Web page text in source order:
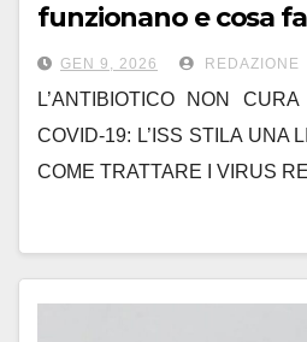
funzionano e cosa
GEN 9, 2026 REDAZIONE
L’ANTIBIOTICO NON
COVID-19: L’ISS STILA UNA
COME TRATTARE I VIRUS